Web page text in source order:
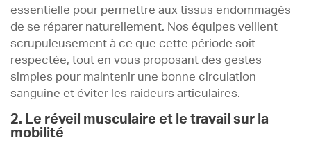
essentielle pour permettre aux tissus endommagés
de se réparer naturellement. Nos équipes veillent
scrupuleusement à ce que cette période soit
respectée, tout en vous proposant des gestes
simples pour maintenir une bonne circulation
sanguine et éviter les raideurs articulaires.
2. Le réveil musculaire et le travail sur la
mobilité